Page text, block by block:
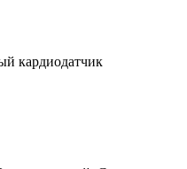
кардиодатчик